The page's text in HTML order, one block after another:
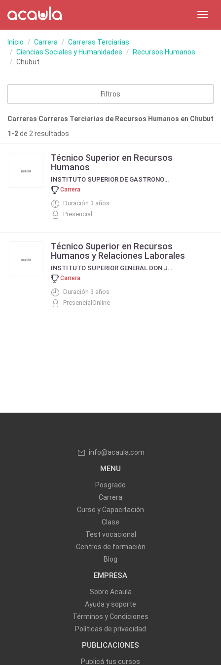
Inicio Carrera
Carreras Terciarias
Ciencias Sociales y Humanidades
Recursos Humanos
Chubut
Filtros
Carreras Carreras Terciarias de Recursos Humanos en Chubut
1-2de 2 resultados
Técnico Superior en Recursos
Humanos
INSTITUTO SUPERIOR DE GASTRONOMÍA Y HOTELERÍA DE LA PATAGONIA - N° 1815
Carrera
Duración 3 años
Presencial
Técnico Superior en Recursos
Humanos y Relaciones Laborales
INSTITUTO SUPERIOR GENERAL DON JOSE DE SAN MARTÍN - ISSM
Carrera
Duración 3 años
PresencialOnline
info@acaula.com
MENU
Posgrado
Carrera
Curso y Capacitación
Clase
Test vocacional
Centros de formación
Blog
EMPRESA
Sobre Acaula
Ayuda y soporte
Términos y Condiciones
Políticas de privacidad
PUBLICACIONES
Publicá tus cursos